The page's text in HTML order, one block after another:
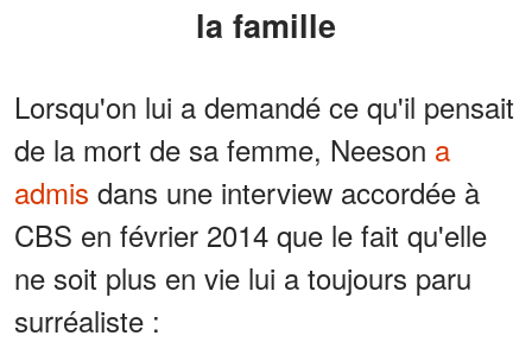
la famille
Lorsqu'on lui a demandé ce qu'il pensait
de la mort de sa femme, Neeson a
admis dans une interview accordée à
CBS en février 2014 que le fait qu'elle
ne soit plus en vie lui a toujours paru
surréaliste :